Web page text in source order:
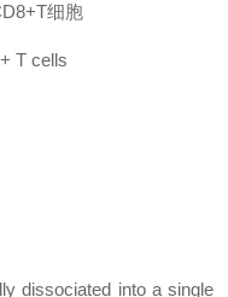
细胞
T cells
dissociated into a single